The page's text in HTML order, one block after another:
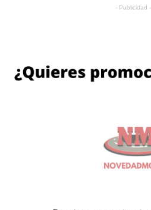
- Publicidad -